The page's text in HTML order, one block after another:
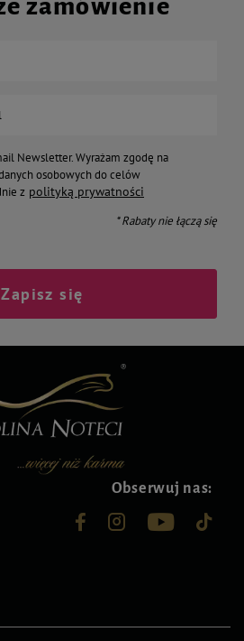
zamówienie
Newsletter. Wyrażam zgodę na
osobowych do celów
z polityką prywatności
* Rabaty nie łączą się
Zapisz się
Obserwuj nas: